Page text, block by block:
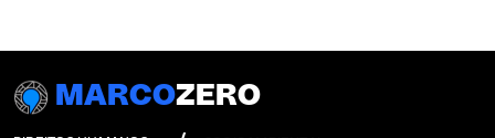
MARCOZERO